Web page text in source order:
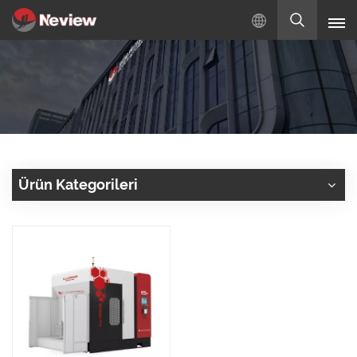
Türkçe
Русский
Español
Ürün Kategorileri